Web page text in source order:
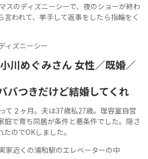
スのディズニーシーで、夜のショーが終わ
言われて、挙手して返事をしたら指輪をく
ィズニーシー
川めぐみさん 女性／既婚／
バつきだけど結婚してくれ
て２ヶ月。夫は37歳私27歳。理容室自営
庭で育ち同居が条件と悪条件でした。隠さ
のでOKしました。
家近くの浦和駅のエレベーターの中